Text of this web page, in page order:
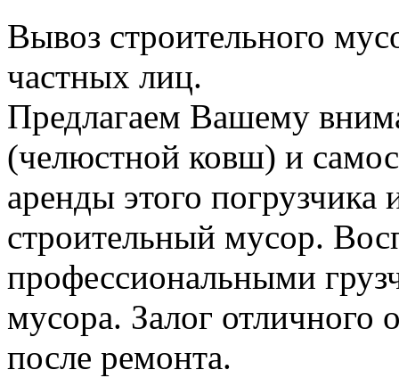
Вывоз строительного
частных лиц.
Предлагаем Вашему
(челюстной ковш) и
аренды этого
строительный мусор.
профессиональными
мусора. Залог отличного
после ремонта.